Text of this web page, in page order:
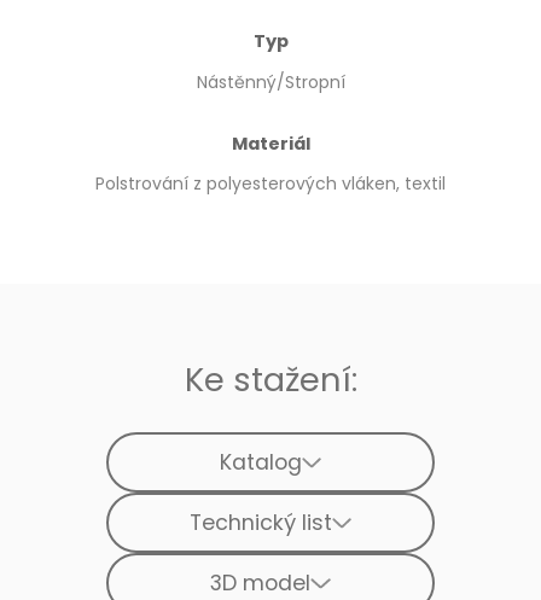
Typ
Nástěnný/Stropní
Materiál
Polstrování z polyesterových vláken, textil
Ke stažení:
Katalog
Technický list
3D model